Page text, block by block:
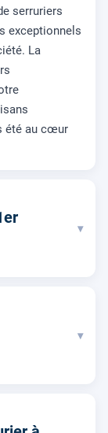
serruriers
exceptionnels
La
été au cœur
▾
▾